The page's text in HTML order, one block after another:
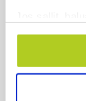
Kerätä
Uutiset |